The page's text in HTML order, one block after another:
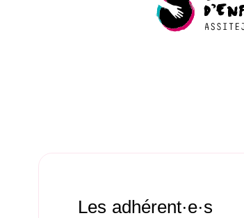
Les adhérent·e·s